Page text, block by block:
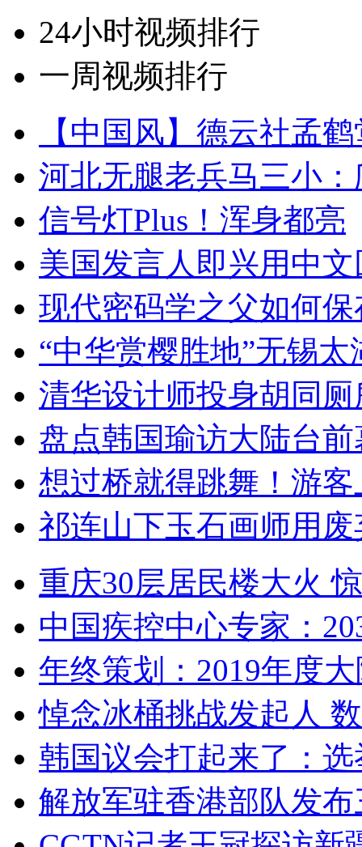
24小时视频排行
一周视频排行
【中国风】德云社孟
河北无腿老兵马三小
信号灯Plus！浑身都亮
美国发言人即兴用中
现代密码学之父如何
“中华赏樱胜地”无锡
清华设计师投身胡同
盘点韩国瑜访大陆台
想过桥就得跳舞！游客
祁连山下玉石画师用
重庆30层居民楼大火
中国疾控中心专家：
年终策划：2019年度
悼念冰桶挑战发起人
韩国议会打起来了：
解放军驻香港部队发